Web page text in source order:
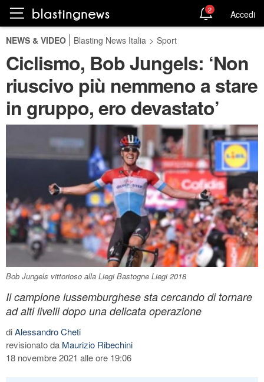
2 Accedi
NEWS & VIDEO Blasting News Italia > Sport
Ciclismo, Bob Jungels: ‘Non
riuscivo più nemmeno a stare
in gruppo, ero devastato’
Bob Jungels vittorioso alla Liegi Bastogne Liegi 2018
Il campione lussemburghese sta cercando di tornare
ad alti livelli dopo una delicata operazione
diAlessandro Cheti
revisionato da Maurizio Ribechini
18 novembre 2021 alle ore 19:06